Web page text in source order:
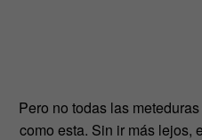
Pero no todas las
como esta. Sin ir más lejos,